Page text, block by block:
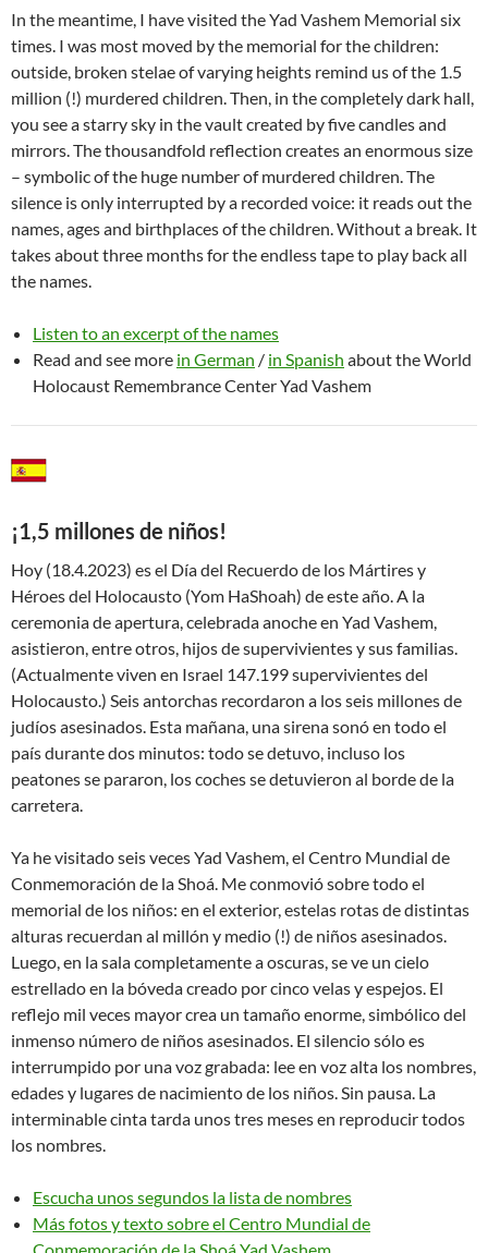
In the meantime, I have visited the Yad Vashem Memorial six
times. I was most moved by the memorial for the children:
outside, broken stelae of varying heights remind us of the 1.5
million (!) murdered children. Then, in the completely dark hall,
you see a starry sky in the vault created by five candles and
mirrors. The thousandfold reflection creates an enormous size
– symbolic of the huge number of murdered children. The
silence is only interrupted by a recorded voice: it reads out the
names, ages and birthplaces of the children. Without a break. It
takes about three months for the endless tape to play back all
the names.
Listen to an excerpt of the names
Read and see more in German / in Spanish about the World
Holocaust Remembrance Center Yad Vashem
¡1,5 millones de niños!
Hoy (18.4.2023) es el Día del Recuerdo de los Mártires y
Héroes del Holocausto (Yom HaShoah) de este año. A la
ceremonia de apertura, celebrada anoche en Yad Vashem,
asistieron, entre otros, hijos de supervivientes y sus familias.
(Actualmente viven en Israel 147.199 supervivientes del
Holocausto.) Seis antorchas recordaron a los seis millones de
judíos asesinados. Esta mañana, una sirena sonó en todo el
país durante dos minutos: todo se detuvo, incluso los
peatones se pararon, los coches se detuvieron al borde de la
carretera.
Ya he visitado seis veces Yad Vashem, el Centro Mundial de
Conmemoración de la Shoá. Me conmovió sobre todo el
memorial de los niños: en el exterior, estelas rotas de distintas
alturas recuerdan al millón y medio (!) de niños asesinados.
Luego, en la sala completamente a oscuras, se ve un cielo
estrellado en la bóveda creado por cinco velas y espejos. El
reflejo mil veces mayor crea un tamaño enorme, simbólico del
inmenso número de niños asesinados. El silencio sólo es
interrumpido por una voz grabada: lee en voz alta los nombres,
edades y lugares de nacimiento de los niños. Sin pausa. La
interminable cinta tarda unos tres meses en reproducir todos
los nombres.
Escucha unos segundos la lista de nombres
Más fotos y texto sobre el Centro Mundial de